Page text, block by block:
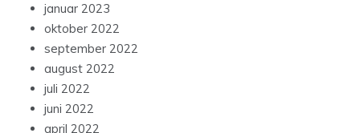
januar 2023
oktober 2022
september 2022
august 2022
juli 2022
juni 2022
april 2022